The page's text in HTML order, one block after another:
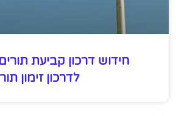
חידוש דרכון קביעת
לדרכון זימון תור